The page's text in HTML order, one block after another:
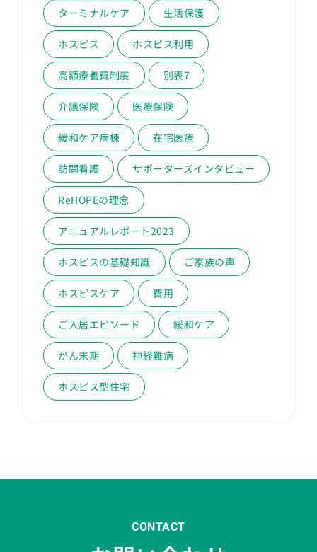
ターミナルケア 生活保護
ホスピス ホスピス利用
高額療養費制度 別表7
介護保険 医療保険
緩和ケア病棟 在宅医療
訪問看護 サポーターズインタビュー
ReHOPEの理念
アニュアルレポート2023
ホスピスの基礎知識 ご家族の声
ホスピスケア 費用
ご入居エピソード 緩和ケア
がん末期 神経難病
ホスピス型住宅
CONTACT